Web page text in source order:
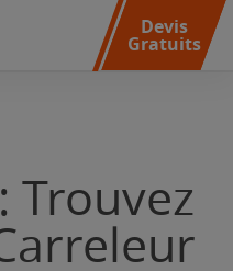
Devis
Gratuits
Trouvez